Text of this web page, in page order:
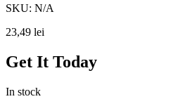
SKU: N/A
23,49 lei
Get It Today
In stock